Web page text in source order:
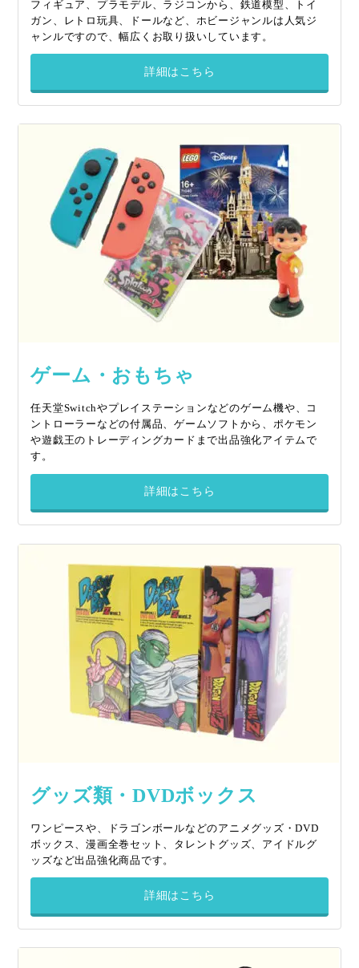
フィギュア、プラモデル、ラジコンから、鉄道模型、トイ
ガン、レトロ玩具、ドールなど、ホビージャンルは人気ジ
ャンルですので、幅広くお取り扱いしています。
詳細はこちら
ゲーム・おもちゃ
任天堂Switchやプレイステーションなどのゲーム機や、コ
ントローラーなどの付属品、ゲームソフトから、ポケモン
や遊戯王のトレーディングカードまで出品強化アイテムで
す。
詳細はこちら
グッズ類・DVDボックス
ワンピースや、ドラゴンボールなどのアニメグッズ・DVD
ボックス、漫画全巻セット、タレントグッズ、アイドルグ
ッズなど出品強化商品です。
詳細はこちら